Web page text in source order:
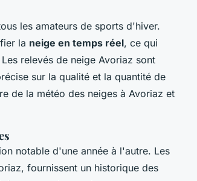
les amateurs de sports d'hiver.
la neige en temps réel, ce qui
relevés de neige Avoriaz sont
sur la qualité et la quantité de
de la météo des neiges à Avoriaz et
notable d'une année à l'autre. Les
fournissent un historique des